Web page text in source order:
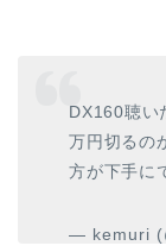
DX160聴い
万円切るの
方が下手に
— kemuri